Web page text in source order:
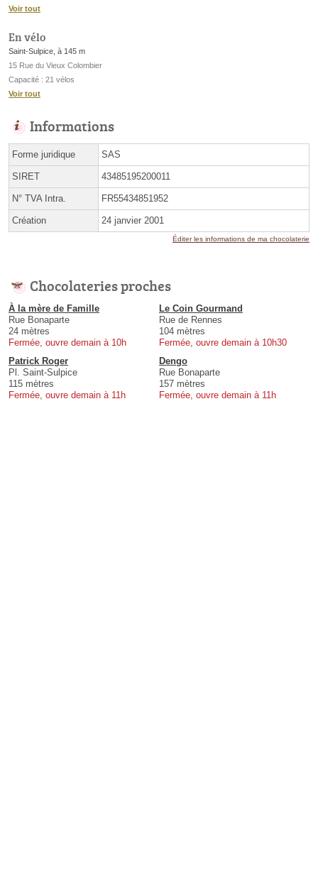
Voir tout
En vélo
Saint-Sulpice, à 145 m
15 Rue du Vieux Colombier
Capacité : 21 vélos
Voir tout
Informations
Forme juridique SAS
SIRET 43485195200011
N° TVA Intra. FR55434851952
Création 24 janvier 2001
Éditer les informations de ma chocolaterie
Chocolateries proches
À la mère de Famille
Rue Bonaparte
24 mètres
Fermée, ouvre demain à 10h
Le Coin Gourmand
Rue de Rennes
104 mètres
Fermée, ouvre demain à 10h30
Patrick Roger
Pl. Saint-Sulpice
115 mètres
Fermée, ouvre demain à 11h
Dengo
Rue Bonaparte
157 mètres
Fermée, ouvre demain à 11h